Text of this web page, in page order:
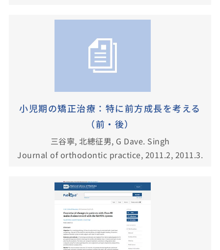
小児期の矯正治療：特に前方成長を考える
（前・後）
三谷寧, 北總征男, G Dave. Singh
Journal of orthodontic practice, 2011.2, 2011.3.